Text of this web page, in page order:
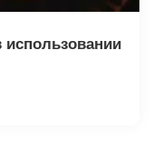
использовании